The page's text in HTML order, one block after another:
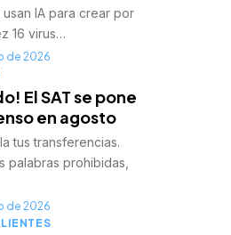
IA para crear por
16 virus…
de 2026
El SAT se pone
en agosto
tus transferencias.
palabras prohibidas,
de 2026